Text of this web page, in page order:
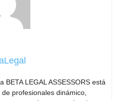
LEGAL ASSESSORS está
profesionales dinámico,